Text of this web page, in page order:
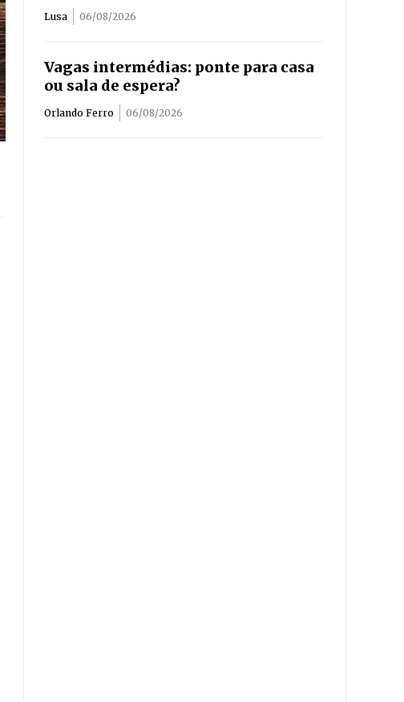
Lusa 06/08/2026
Vagas intermédias: ponte para casa
ou sala de espera?
Orlando Ferro 06/08/2026